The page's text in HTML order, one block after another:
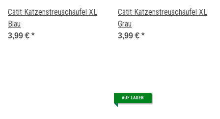
Catit Katzenstreuschaufel XL
Blau
3,99 € *
Catit Katzenstreuschaufel XL
Grau
3,99 € *
AUF LAGER